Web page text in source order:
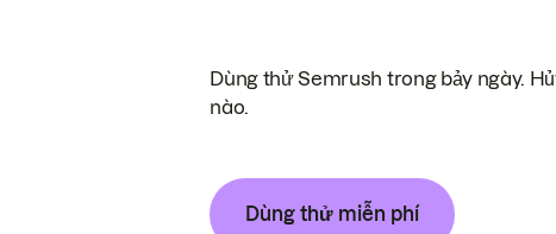
Dùng thử Semrush trong bảy ngày.
nào.
Dùng thử miễn phí